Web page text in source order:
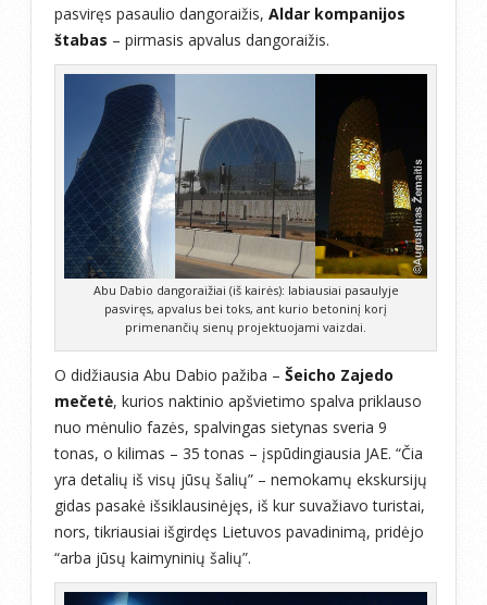
pasviręs pasaulio dangoraižis, Aldar kompanijos
štabas – pirmasis apvalus dangoraižis.
Abu Dabio dangoraižiai (iš kairės): labiausiai pasaulyje
pasviręs, apvalus bei toks, ant kurio betoninį korį
primenančių sienų projektuojami vaizdai.
O didžiausia Abu Dabio pažiba – Šeicho Zajedo
mečetė, kurios naktinio apšvietimo spalva priklauso
nuo mėnulio fazės, spalvingas sietynas sveria 9
tonas, o kilimas – 35 tonas – įspūdingiausia JAE. “Čia
yra detalių iš visų jūsų šalių” – nemokamų ekskursijų
gidas pasakė išsiklausinėjęs, iš kur suvažiavo turistai,
nors, tikriausiai išgirdęs Lietuvos pavadinimą, pridėjo
“arba jūsų kaimyninių šalių”.